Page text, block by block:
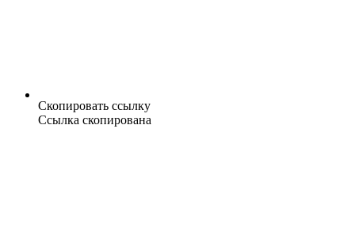
Скопировать ссылку
Ссылка скопирована